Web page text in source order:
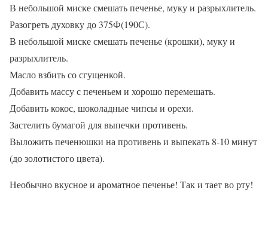
В небольшой миске смешать печенье, муку и разрыхлитель.
Разогреть духовку до 375Ф(190С).
В небольшой миске смешать печенье (крошки), муку и
разрыхлитель.
Масло взбить со сгущенкой.
Добавить массу с печеньем и хорошо перемешать.
Добавить кокос, шоколадные чипсы и орехи.
Застелить бумагой для выпечки противень.
Выложить печенюшки на противень и выпекать 8-10 минут
(до золотистого цвета).
Необычно вкусное и ароматное печенье! Так и тает во рту!